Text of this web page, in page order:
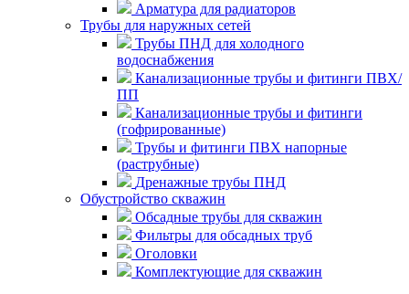
Арматура для радиаторов
Трубы для наружных сетей
Трубы ПНД для холодного
водоснабжения
Канализационные трубы и фитинги ПВХ/
ПП
Канализационные трубы и фитинги
(гофрированные)
Трубы и фитинги ПВХ напорные
(раструбные)
Дренажные трубы ПНД
Обустройство скважин
Обсадные трубы для скважин
Фильтры для обсадных труб
Оголовки
Комплектующие для скважин